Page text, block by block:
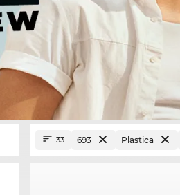
33 693 Plastica